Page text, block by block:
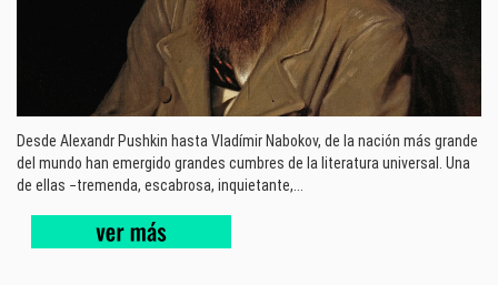
Desde Alexandr Pushkin hasta Vladímir Nabokov, de la nación más grande
del mundo han emergido grandes cumbres de la literatura universal. Una
de ellas −tremenda, escabrosa, inquietante,...